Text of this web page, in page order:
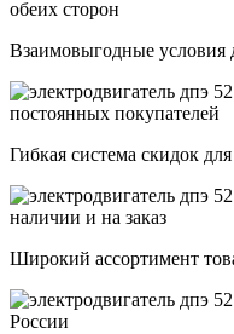
Взаимовыгодные условия
Гибкая система скидок
Широкий ассортимент